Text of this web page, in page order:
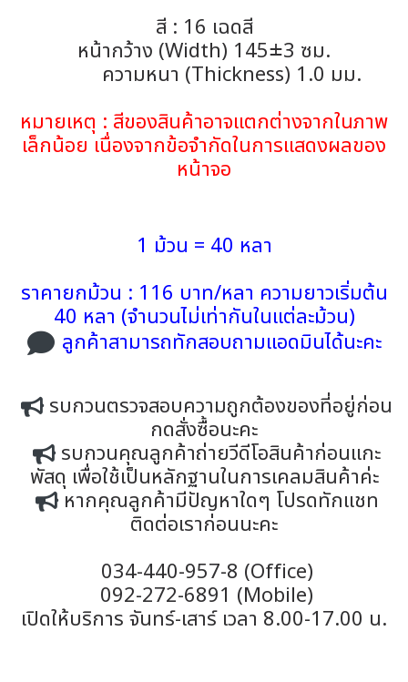
สี : 16 เฉดสี
หน้ากว้าง (Width) 145±3 ซม.
ความหนา (Thickness) 1.0 มม.
หมายเหตุ : สีของสินค้าอาจแตกต่างจากในภาพ
เล็กน้อย เนื่องจากข้อจำกัดในการแสดงผลของ
หน้าจอ
1 ม้วน = 40 หลา
ราคายกม้วน : 116 บาท/หลา ความยาวเริ่มต้น
40 หลา (จำนวนไม่เท่ากันในแต่ละม้วน)
ลูกค้าสามารถทักสอบถามแอดมินได้นะคะ
รบกวนตรวจสอบความถูกต้องของที่อยู่ก่อน
กดสั่งซื้อนะคะ
รบกวนคุณลูกค้าถ่ายวีดีโอสินค้าก่อนแกะ
พัสดุ เพื่อใช้เป็นหลักฐานในการเคลมสินค้าค่ะ
หากคุณลูกค้ามีปัญหาใดๆ โปรดทักแชท
ติดต่อเราก่อนนะคะ
034-440-957-8 (Office)
092-272-6891 (Mobile)
เปิดให้บริการ จันทร์-เสาร์ เวลา 8.00-17.00 น.